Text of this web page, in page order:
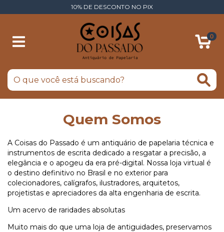
10% DE DESCONTO NO PIX
0
Quem Somos
A Coisas do Passado é um antiquário de papelaria técnica e
instrumentos de escrita dedicado a resgatar a precisão, a
elegância e o apogeu da era pré-digital. Nossa loja virtual é
o destino definitivo no Brasil e no exterior para
colecionadores, calígrafos, ilustradores, arquitetos,
projetistas e apreciadores da alta engenharia de escrita.
Um acervo de raridades absolutas
Muito mais do que uma loja de antiguidades, preservamos